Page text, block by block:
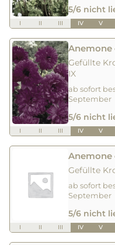
5/6 nicht
I II III IV V
Anemone
Gefüllte
IX
ab sofort
September
5/6 nicht
I II III IV V
Anemone
Gefüllte
ab sofort
September
5/6 nicht
I II III IV V